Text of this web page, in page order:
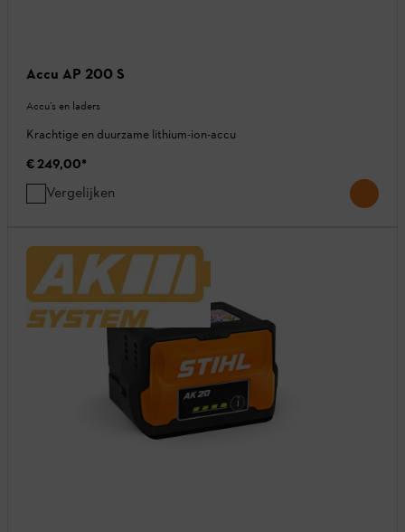
Accu AP 200 S
Accu’s en laders
Krachtige en duurzame lithium-ion-accu
€ 249,00*
Vergelijken